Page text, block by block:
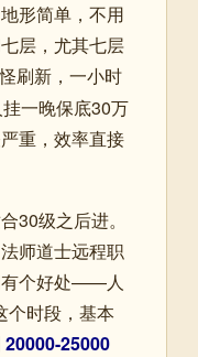
形简单，不用
层，尤其七层
刷新，一小时
一晚保底30万
重，效率直接
30级之后进。
师道士远程职
有个好处——人
个时段，基本
20000-25000